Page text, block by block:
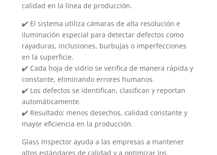
calidad en la línea de producción.
✔️ El sistema utiliza cámaras de alta resolución e
iluminación especial para detectar defectos como
rayaduras, inclusiones, burbujas o imperfecciones
en la superficie.
✔️ Cada hoja de vidrio se verifica de manera rápida y
constante, eliminando errores humanos.
✔️ Los defectos se identifican, clasifican y reportan
automáticamente.
✔️ Resultado: menos desechos, calidad constante y
mayor eficiencia en la producción.
Glass Inspector ayuda a las empresas a mantener
altos estándares de calidad y a optimizar los